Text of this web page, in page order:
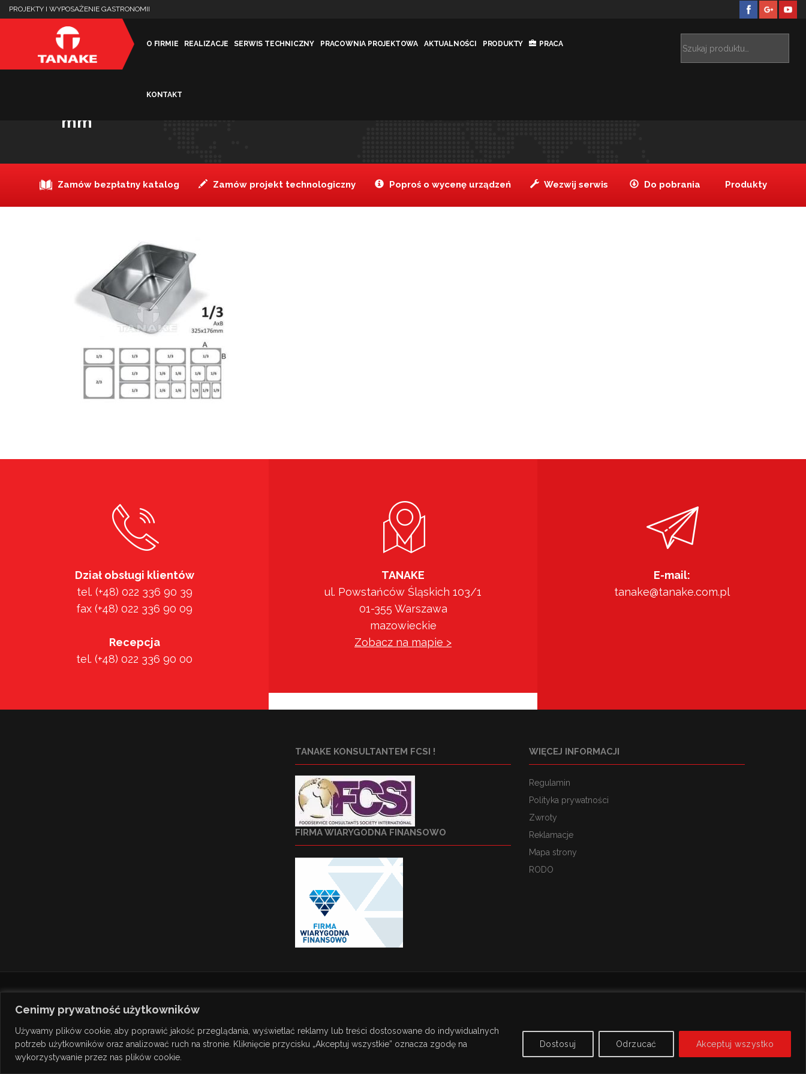
Cenimy prywatność użytkowników
Używamy plików cookie, aby poprawić jakość przeglądania, wyświetlać reklamy lub treści dostosowane do indywidualnych
potrzeb użytkowników oraz analizować ruch na stronie. Kliknięcie przycisku „Akceptuj wszystkie” oznacza zgodę na
wykorzystywanie przez nas plików cookie.
Dostosuj Odrzucać Akceptuj wszystko
PROJEKTY I WYPOSAŻENIE GASTRONOMII
O FIRMIE REALIZACJE SERWIS TECHNICZNY PRACOWNIA PROJEKTOWA AKTUALNOŚCI PRODUKTY PRACA
KONTAKT
mm
Zamów bezpłatny katalog Zamów projekt technologiczny Poproś o wycenę urządzeń Wezwij serwis Do pobrania Produkty
Dział obsługi klientów
tel. (+48) 022 336 90 39
fax (+48) 022 336 90 09
Recepcja
tel. (+48) 022 336 90 00
TANAKE
ul. Powstańców Śląskich 103/1
01-355 Warszawa
mazowieckie
Zobacz na mapie >
E-mail:
tanake@tanake.com.pl
TANAKE KONSULTANTEM FCSI !
FIRMA WIARYGODNA FINANSOWO
WIĘCEJ INFORMACJI
Regulamin
Polityka prywatności
Zwroty
Reklamacje
Mapa strony
RODO
© Copyright 2026TANAKE